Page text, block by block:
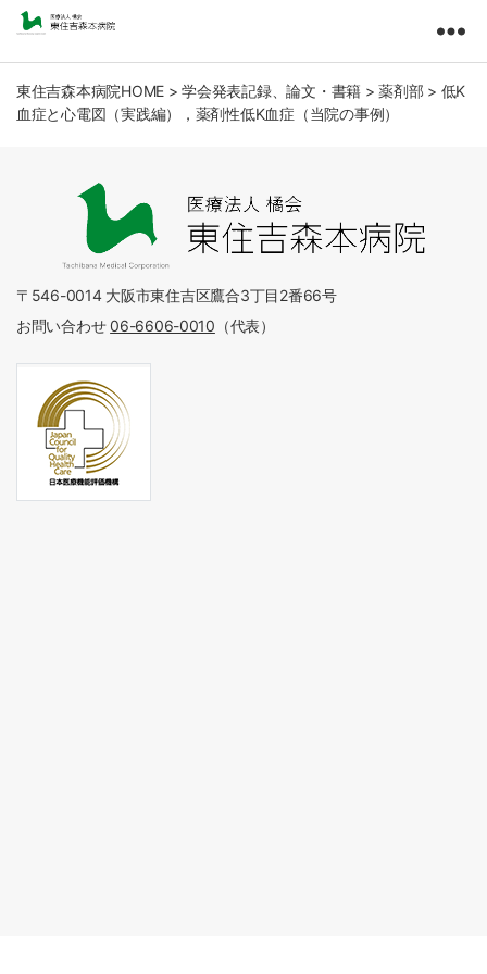
住
吉
森
人
橘
会
東住吉森本病院HOME > 学会発表記録、論文・書籍 > 薬剤部 > 低K
血症と心電図（実践編），薬剤性低K血症（当院の事例）
〒546-0014 大阪市東住吉区鷹合3丁目2番66号
お問い合わせ06-6606-0010 （代表）